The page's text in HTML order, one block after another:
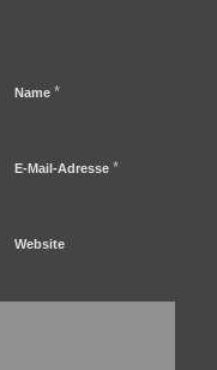
Name *
E-Mail-Adresse *
Website